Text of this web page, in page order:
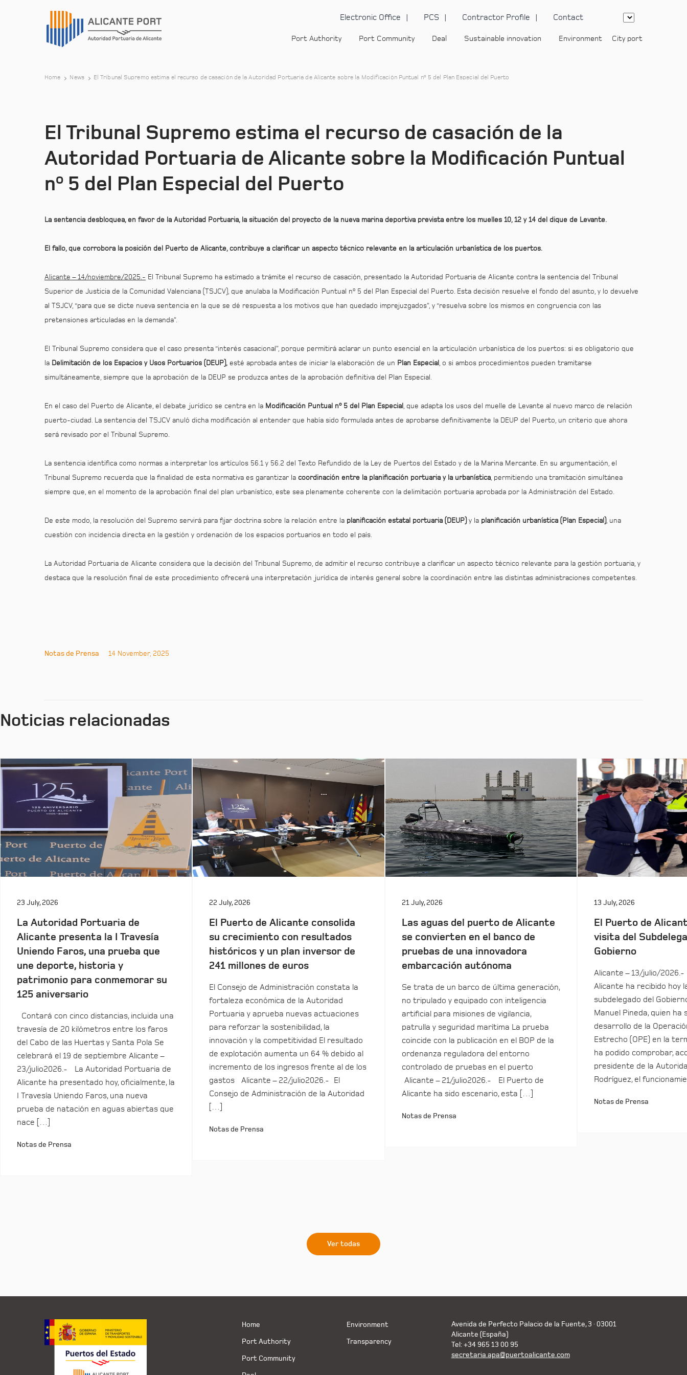
Electronic Office PCS Contractor Profile Contact
Port Authority Port Community Deal Sustainable innovation Environment City port
Home News El Tribunal Supremo estima el recurso de casación de la Autoridad Portuaria de Alicante sobre la Modificación Puntual nº 5 del Plan Especial del Puerto
El Tribunal Supremo estima el recurso de casación de la
Autoridad Portuaria de Alicante sobre la Modificación Puntual
nº 5 del Plan Especial del Puerto
La sentencia desbloquea, en favor de la Autoridad Portuaria, la situación del proyecto de la nueva marina deportiva prevista entre los muelles 10, 12 y 14 del dique de Levante.
El fallo, que corrobora la posición del Puerto de Alicante, contribuye a clarificar un aspecto técnico relevante en la articulación urbanística de los puertos.
Alicante – 14/noviembre/2025.- El Tribunal Supremo ha estimado a trámite el recurso de casación, presentado la Autoridad Portuaria de Alicante contra la sentencia del Tribunal
Superior de Justicia de la Comunidad Valenciana (TSJCV), que anulaba la Modificación Puntual nº 5 del Plan Especial del Puerto. Esta decisión resuelve el fondo del asunto, y lo devuelve
al TSJCV, “para que se dicte nueva sentencia en la que se dé respuesta a los motivos que han quedado imprejuzgados”, y “resuelva sobre los mismos en congruencia con las
pretensiones articuladas en la demanda”.
El Tribunal Supremo considera que el caso presenta “interés casacional”, porque permitirá aclarar un punto esencial en la articulación urbanística de los puertos: si es obligatorio que
la Delimitación de los Espacios y Usos Portuarios (DEUP), esté aprobada antes de iniciar la elaboración de un Plan Especial , o si ambos procedimientos pueden tramitarse
simultáneamente, siempre que la aprobación de la DEUP se produzca antes de la aprobación definitiva del Plan Especial.
En el caso del Puerto de Alicante, el debate jurídico se centra en la Modificación Puntual nº 5 del Plan Especial , que adapta los usos del muelle de Levante al nuevo marco de relación
puerto-ciudad. La sentencia del TSJCV anuló dicha modificación al entender que había sido formulada antes de aprobarse definitivamente la DEUP del Puerto, un criterio que ahora
será revisado por el Tribunal Supremo.
La sentencia identifica como normas a interpretar los artículos 56.1 y 56.2 del Texto Refundido de la Ley de Puertos del Estado y de la Marina Mercante. En su argumentación, el
Tribunal Supremo recuerda que la finalidad de esta normativa es garantizar la coordinación entre la planificación portuaria y la urbanística, permitiendo una tramitación simultánea
siempre que, en el momento de la aprobación final del plan urbanístico, este sea plenamente coherente con la delimitación portuaria aprobada por la Administración del Estado.
De este modo, la resolución del Supremo servirá para fijar doctrina sobre la relación entre la planificación estatal portuaria (DEUP)y la planificación urbanística (Plan Especial), una
cuestión con incidencia directa en la gestión y ordenación de los espacios portuarios en todo el país.
La Autoridad Portuaria de Alicante considera que la decisión del Tribunal Supremo, de admitir el recurso contribuye a clarificar un aspecto técnico relevante para la gestión portuaria, y
destaca que la resolución final de este procedimiento ofrecerá una interpretación jurídica de interés general sobre la coordinación entre las distintas administraciones competentes.
Notas de Prensa 14 November, 2025
Noticias relacionadas
23 July, 2026
La Autoridad Portuaria de
Alicante presenta la I Travesía
Uniendo Faros, una prueba que
une deporte, historia y
patrimonio para conmemorar su
125 aniversario
Contará con cinco distancias, incluida una
travesía de 20 kilómetros entre los faros
del Cabo de las Huertas y Santa Pola Se
celebrará el 19 de septiembre Alicante –
23/julio2026.- La Autoridad Portuaria de
Alicante ha presentado hoy, oficialmente, la
I Travesía Uniendo Faros, una nueva
prueba de natación en aguas abiertas que
nace […]
Notas de Prensa
22 July, 2026
El Puerto de Alicante consolida
su crecimiento con resultados
históricos y un plan inversor de
241 millones de euros
El Consejo de Administración constata la
fortaleza económica de la Autoridad
Portuaria y aprueba nuevas actuaciones
para reforzar la sostenibilidad, la
innovación y la competitividad El resultado
de explotación aumenta un 64 % debido al
incremento de los ingresos frente al de los
gastos Alicante – 22/julio2026.- El
Consejo de Administración de la Autoridad
Notas de Prensa
21 July, 2026
Las aguas del puerto de Alicante
se convierten en el banco de
pruebas de una innovadora
embarcación autónoma
Se trata de un barco de última generación,
no tripulado y equipado con inteligencia
artificial para misiones de vigilancia,
patrulla y seguridad marítima La prueba
coincide con la publicación en el BOP de la
ordenanza reguladora del entorno
controlado de pruebas en el puerto
Alicante – 21/julio2026.- El Puerto de
Alicante ha sido escenario, esta […]
Notas de Prensa
13 July, 2026
El Puerto de
visita del
Gobierno
Alicante – 13/julio/
Alicante ha recibido hoy
subdelegado del
Manuel Pineda, quien ha
desarrollo de la
Estrecho (OPE) en la
ha podido comprobar,
presidente de la
Rodríguez, el
Notas de Prensa
Ver todas
Home
Port Authority
Port Community
Environment
Transparency
Avenida de Perfecto Palacio de la Fuente, 3 · 03001
Alicante (España)
Tel: +34 965 13 00 95
secretaria.apa@puertoalicante.com